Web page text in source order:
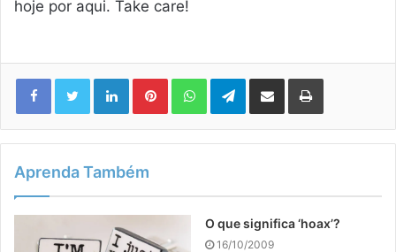
hoje por aqui. Take care!
LinkedinPinterestWhatsAppTelegram
Compartilhar via e-mail Imprimir
Aprenda Também
O que significa ‘hoax’?
16/10/2009